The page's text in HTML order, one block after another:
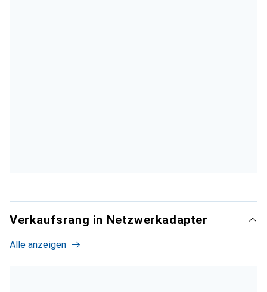
Verkaufsrang in Netzwerkadapter
Alle anzeigen